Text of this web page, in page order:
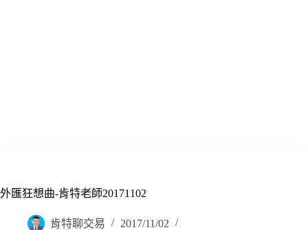
外匯狂想曲-肯特老師20171102
肯特聊交易
2017/11/02